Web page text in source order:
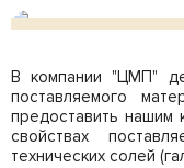
В компании "ЦМП"
поставляемого
предоставить
свойствах
технических солей